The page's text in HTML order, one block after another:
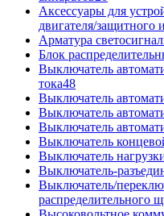
Аксессуары для
двигателя/защитного
Арматура
Блок
Выключатель
тока48
Выключатель
Выключатель
Выключатель
Выключатель
Выключатель
Выключатель-
Выключатель/
распределительного